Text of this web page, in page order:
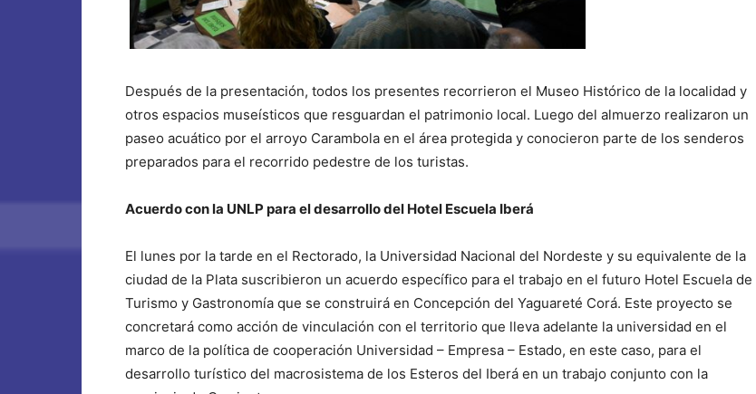
Después de la presentación, todos los presentes recorrieron el Museo Histórico de la localidad y
otros espacios museísticos que resguardan el patrimonio local. Luego del almuerzo realizaron un
paseo acuático por el arroyo Carambola en el área protegida y conocieron parte de los senderos
preparados para el recorrido pedestre de los turistas.
Acuerdo con la UNLP para el desarrollo del Hotel Escuela Iberá
El lunes por la tarde en el Rectorado, la Universidad Nacional del Nordeste y su equivalente de la
ciudad de la Plata suscribieron un acuerdo específico para el trabajo en el futuro Hotel Escuela de
Turismo y Gastronomía que se construirá en Concepción del Yaguareté Corá. Este proyecto se
concretará como acción de vinculación con el territorio que lleva adelante la universidad en el
marco de la política de cooperación Universidad – Empresa – Estado, en este caso, para el
desarrollo turístico del macrosistema de los Esteros del Iberá en un trabajo conjunto con la